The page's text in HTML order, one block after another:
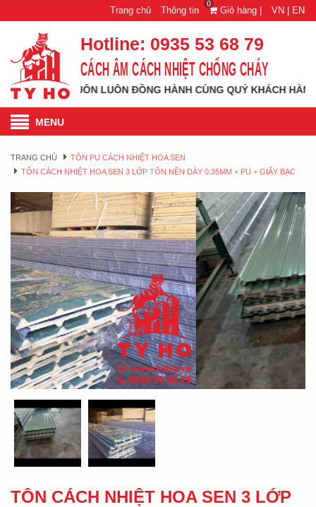
Trang chủ Thông tin
0
Giỏ hàng | VN | EN
Hotline: 0935 53 68 79
CÁCH ÂM CÁCH NHIỆT CHỐNG CHÁY
VÀ LUÔN LUÔN ĐỒNG HÀNH CÙNG QUÝ KHÁCH HÀNG MỌI
MENU
TRANG CHỦ
TÔN PU CÁCH NHIỆT HOA SEN
TÔN CÁCH NHIỆT HOA SEN 3 LỚP TÔN NỀN DÀY 0.35MM + PU + GIẤY BẠC
TÔN CÁCH NHIỆT HOA SEN 3 LỚP